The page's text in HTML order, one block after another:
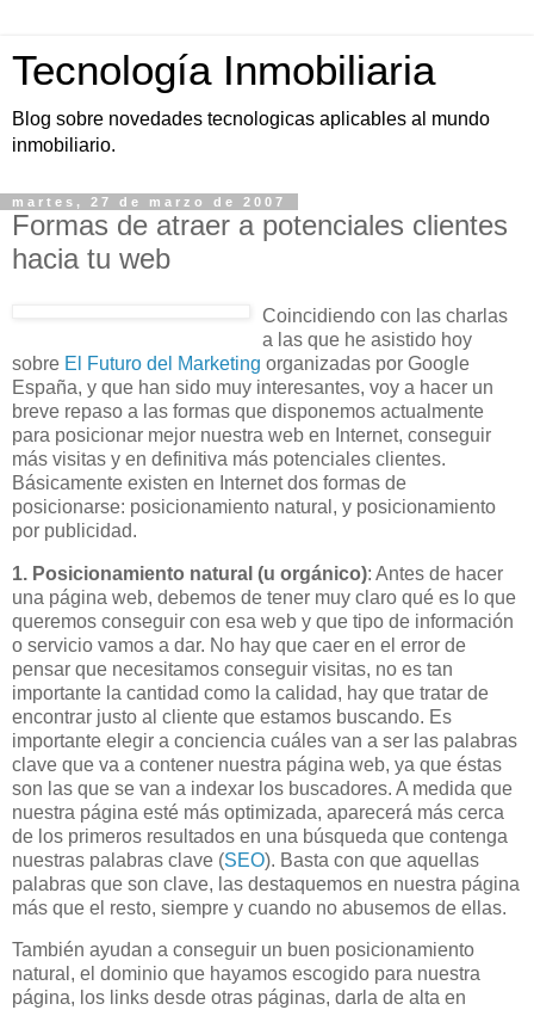
Tecnología Inmobiliaria
Blog sobre novedades tecnologicas aplicables al mundo
inmobiliario.
martes, 27 de marzo de 2007
Formas de atraer a potenciales clientes
hacia tu web
Coincidiendo con las charlas
a las que he asistido hoy
sobre El Futuro del Marketing organizadas por Google
España, y que han sido muy interesantes, voy a hacer un
breve repaso a las formas que disponemos actualmente
para posicionar mejor nuestra web en Internet, conseguir
más visitas y en definitiva más potenciales clientes.
Básicamente existen en Internet dos formas de
posicionarse: posicionamiento natural, y posicionamiento
por publicidad.
1. Posicionamiento natural (u orgánico): Antes de hacer
una página web, debemos de tener muy claro qué es lo que
queremos conseguir con esa web y que tipo de información
o servicio vamos a dar. No hay que caer en el error de
pensar que necesitamos conseguir visitas, no es tan
importante la cantidad como la calidad, hay que tratar de
encontrar justo al cliente que estamos buscando. Es
importante elegir a conciencia cuáles van a ser las palabras
clave que va a contener nuestra página web, ya que éstas
son las que se van a indexar los buscadores. A medida que
nuestra página esté más optimizada, aparecerá más cerca
de los primeros resultados en una búsqueda que contenga
nuestras palabras clave (SEO). Basta con que aquellas
palabras que son clave, las destaquemos en nuestra página
más que el resto, siempre y cuando no abusemos de ellas.
También ayudan a conseguir un buen posicionamiento
natural, el dominio que hayamos escogido para nuestra
página, los links desde otras páginas, darla de alta en